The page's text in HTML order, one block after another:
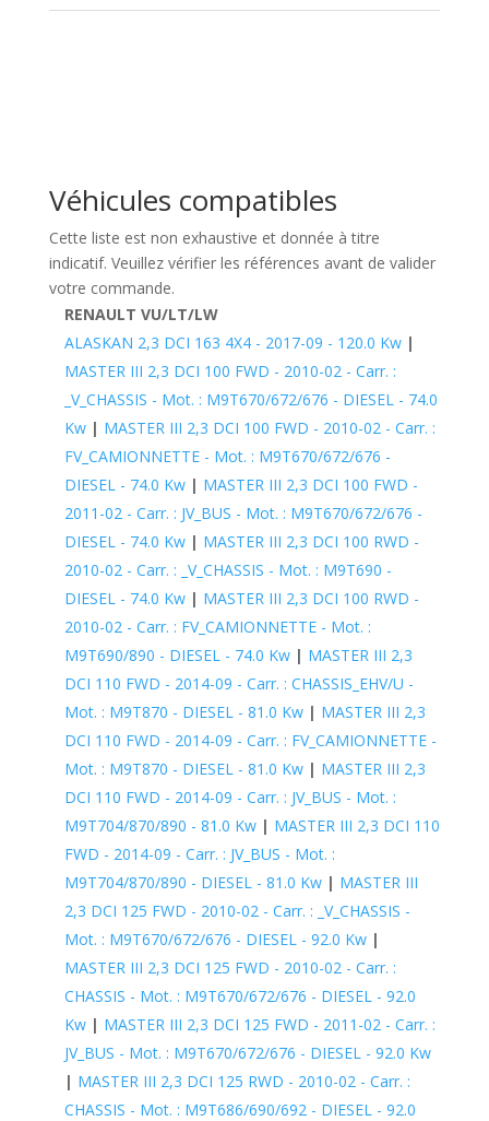
Véhicules compatibles
Cette liste est non exhaustive et donnée à titre
indicatif. Veuillez vérifier les références avant de valider
votre commande.
RENAULT VU/LT/LW
ALASKAN 2,3 DCI 163 4X4 - 2017-09 - 120.0 Kw|
MASTER III 2,3 DCI 100 FWD - 2010-02 - Carr. :
_V_CHASSIS - Mot. : M9T670/672/676 - DIESEL - 74.0
Kw| MASTER III 2,3 DCI 100 FWD - 2010-02 - Carr. :
FV_CAMIONNETTE - Mot. : M9T670/672/676 -
DIESEL - 74.0 Kw| MASTER III 2,3 DCI 100 FWD -
2011-02 - Carr. : JV_BUS - Mot. : M9T670/672/676 -
DIESEL - 74.0 Kw| MASTER III 2,3 DCI 100 RWD -
2010-02 - Carr. : _V_CHASSIS - Mot. : M9T690 -
DIESEL - 74.0 Kw| MASTER III 2,3 DCI 100 RWD -
2010-02 - Carr. : FV_CAMIONNETTE - Mot. :
M9T690/890 - DIESEL - 74.0 Kw| MASTER III 2,3
DCI 110 FWD - 2014-09 - Carr. : CHASSIS_EHV/U -
Mot. : M9T870 - DIESEL - 81.0 Kw| MASTER III 2,3
DCI 110 FWD - 2014-09 - Carr. : FV_CAMIONNETTE -
Mot. : M9T870 - DIESEL - 81.0 Kw| MASTER III 2,3
DCI 110 FWD - 2014-09 - Carr. : JV_BUS - Mot. :
M9T704/870/890 - 81.0 Kw| MASTER III 2,3 DCI 110
FWD - 2014-09 - Carr. : JV_BUS - Mot. :
M9T704/870/890 - DIESEL - 81.0 Kw| MASTER III
2,3 DCI 125 FWD - 2010-02 - Carr. : _V_CHASSIS -
Mot. : M9T670/672/676 - DIESEL - 92.0 Kw|
MASTER III 2,3 DCI 125 FWD - 2010-02 - Carr. :
CHASSIS - Mot. : M9T670/672/676 - DIESEL - 92.0
Kw| MASTER III 2,3 DCI 125 FWD - 2011-02 - Carr. :
JV_BUS - Mot. : M9T670/672/676 - DIESEL - 92.0 Kw
| MASTER III 2,3 DCI 125 RWD - 2010-02 - Carr. :
CHASSIS - Mot. : M9T686/690/692 - DIESEL - 92.0